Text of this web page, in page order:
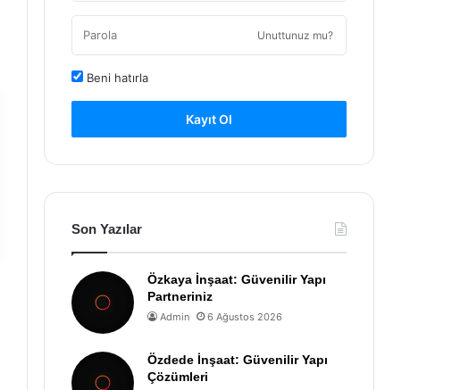
Unuttunuz mu?
Beni hatırla
Kayıt Ol
Son Yazılar
Özkaya İnşaat: Güvenilir Yapı
Partneriniz
Admin 6 Ağustos 2026
Özdede İnşaat: Güvenilir Yapı
Çözümleri